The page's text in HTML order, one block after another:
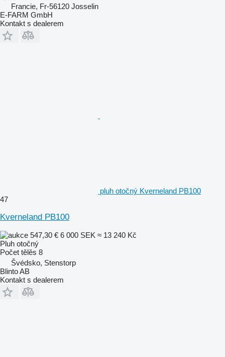
Francie, Fr-56120 Josselin
E-FARM GmbH
Kontakt s dealerem
pluh otočný Kverneland PB100
47
Kverneland PB100
547,30 € 6 000 SEK ≈ 13 240 Kč
Pluh otočný
Počet tělěs 8
Švédsko, Stenstorp
Blinto AB
Kontakt s dealerem